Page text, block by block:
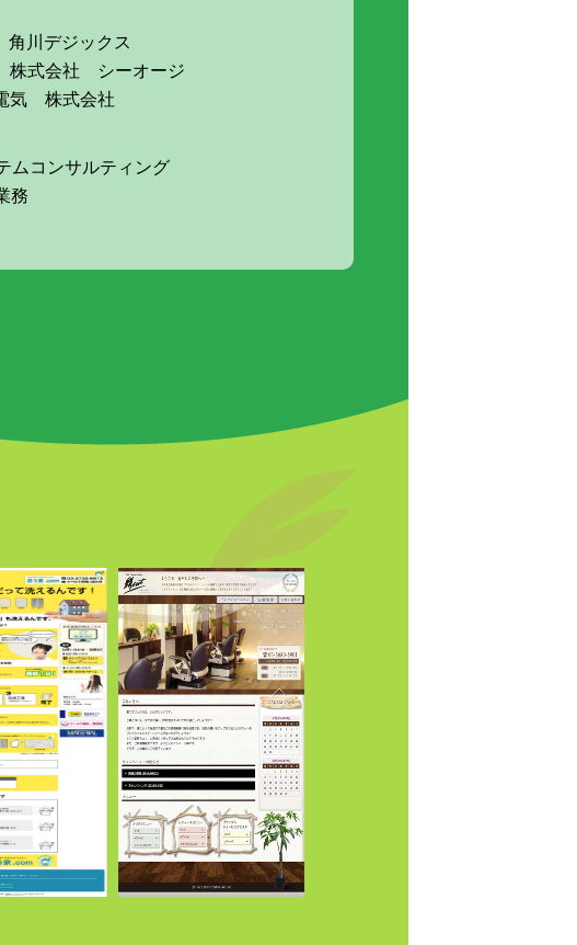
川デジックス
株式会社 シーオージ
気 株式会社
ムコンサルティング
務